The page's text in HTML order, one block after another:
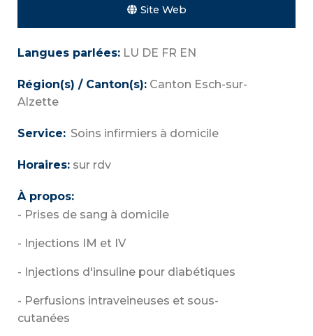
Site Web
Langues parlées: LU DE FR EN
Région(s) / Canton(s): Canton Esch-sur-
Alzette
Service: Soins infirmiers à domicile
Horaires: sur rdv
À propos:
- Prises de sang à domicile
- Injections IM et IV
- Injections d'insuline pour diabétiques
- Perfusions intraveineuses et sous-
cutanées